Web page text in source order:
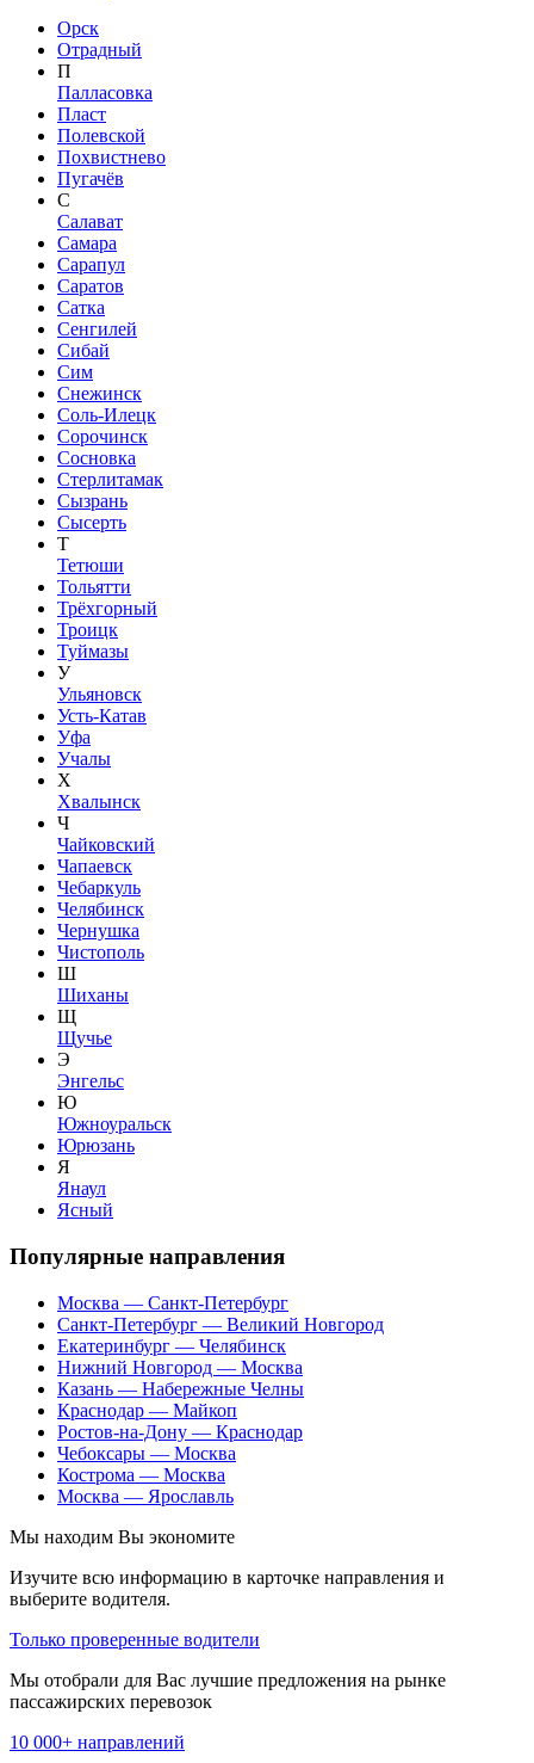
Орск
Отрадный
П
Палласовка
Пласт
Полевской
Похвистнево
Пугачёв
С
Салават
Самара
Сарапул
Саратов
Сатка
Сенгилей
Сибай
Сим
Снежинск
Соль-Илецк
Сорочинск
Сосновка
Стерлитамак
Сызрань
Сысерть
Т
Тетюши
Тольятти
Трёхгорный
Троицк
Туймазы
У
Ульяновск
Усть-Катав
Уфа
Учалы
Х
Хвалынск
Ч
Чайковский
Чапаевск
Чебаркуль
Челябинск
Чернушка
Чистополь
Ш
Шиханы
Щ
Щучье
Э
Энгельс
Ю
Южноуральск
Юрюзань
Я
Янаул
Ясный
Популярные направления
Москва — Санкт-Петербург
Санкт-Петербург — Великий Новгород
Екатеринбург — Челябинск
Нижний Новгород — Москва
Казань — Набережные Челны
Краснодар — Майкоп
Ростов-на-Дону — Краснодар
Чебоксары — Москва
Кострома — Москва
Москва — Ярославль
Мы находим Вы экономите
Изучите всю информацию в карточке направления и
выберите водителя.
Только проверенные водители
Мы отобрали для Вас лучшие предложения на рынке
пассажирских перевозок
10 000+ направлений